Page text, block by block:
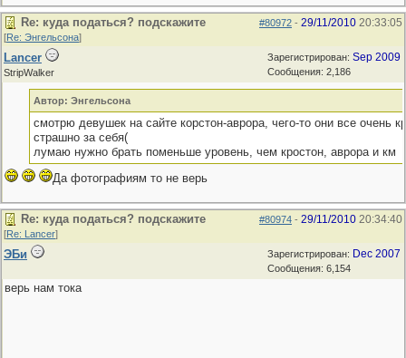
#80972 - 29/11/2010 20:33:05
Re: куда податься? подскажите
[Re: Энгельсона]
Зарегистрирован: Sep 2009
Сообщения: 2,186
Lancer
StripWalker
Автор: Энгельсона
смотрю девушек на сайте корстон-аврора, чего-то они все очень
страшно за себя(
лумаю нужно брать поменьше уровень, чем кростон, аврора и км
Да фотографиям то не верь
#80974 - 29/11/2010 20:34:40
Re: куда податься? подскажите
[Re: Lancer]
Зарегистрирован: Dec 2007
Сообщения: 6,154
ЭБи
верь нам тока